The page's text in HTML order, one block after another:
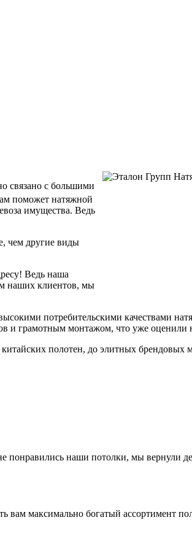
связано с большими
поможет натяжной
имущества. Ведь
чем другие виды
Ведь наша
наших клиентов, мы
потребительскими качествами
и грамотным монтажом, что уже
полотен, до элитных брендовых
понравились наши потолки, мы вернули
вам максимально богатый ассортимент